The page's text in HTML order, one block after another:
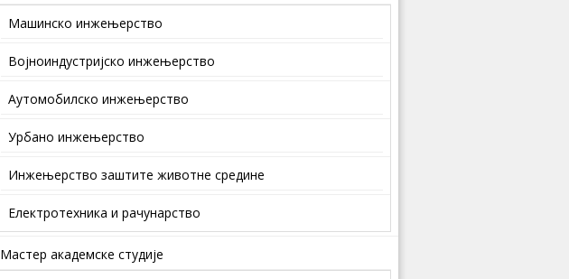
Машинско инжењерство
Војноиндустријско инжењерство
Аутомобилско инжењерство
Урбано инжењерство
Инжењерство заштите животне средине
Електротехника и рачунарство
Мастер академске студије